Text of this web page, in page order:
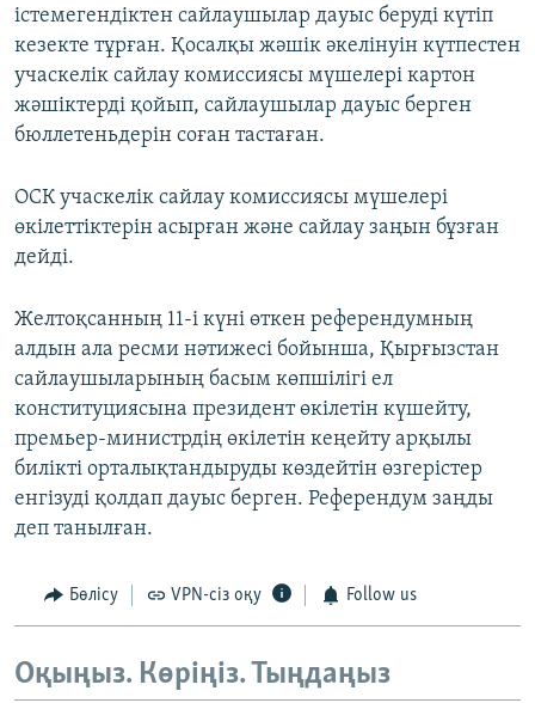
істемегендіктен сайлаушылар дауыс беруді күтіп
кезекте тұрған. Қосалқы жәшік әкелінуін күтпестен
учаскелік сайлау комиссиясы мүшелері картон
жәшіктерді қойып, сайлаушылар дауыс берген
бюллетеньдерін соған тастаған.
ОСК учаскелік сайлау комиссиясы мүшелері
өкілеттіктерін асырған және сайлау заңын бұзған
дейді.
Желтоқсанның 11-і күні өткен референдумның
алдын ала ресми нәтижесі бойынша, Қырғызстан
сайлаушыларының басым көпшілігі ел
конституциясына президент өкілетін күшейту,
премьер-министрдің өкілетін кеңейту арқылы
билікті орталықтандыруды көздейтін өзгерістер
енгізуді қолдап дауыс берген. Референдум заңды
деп танылған.
Бөлісу VPN-сіз оқу Follow us
Оқыңыз. Көріңіз. Тыңдаңыз